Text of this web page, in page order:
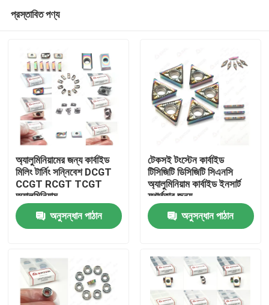
বাড়ি
পণ্য
ভিডিও
প্রস্তাবিত পণ্য
অ্যালুমিনিয়ামের জন্য কার্বাইড
মিলিং টার্নিং সন্নিবেশ DCGT
CCGT RCGT TCGT
অ্যালুমিনিয়াম
অনুসন্ধান পাঠান
টেকসই টংস্টেন কার্বাইড
টিসিজিটি ডিসিজিটি সিএনসি
অ্যালুমিনিয়াম কার্বাইড ইনসার্ট
যথার্থতার জন্য
অনুসন্ধান পাঠান